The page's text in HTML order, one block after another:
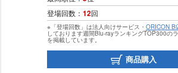
登場回数： 12回
※「登場回数」は法人向けサービス・ ORICON
しております週間Blu-rayランキングTOP300の
を掲載しています。
商品購入